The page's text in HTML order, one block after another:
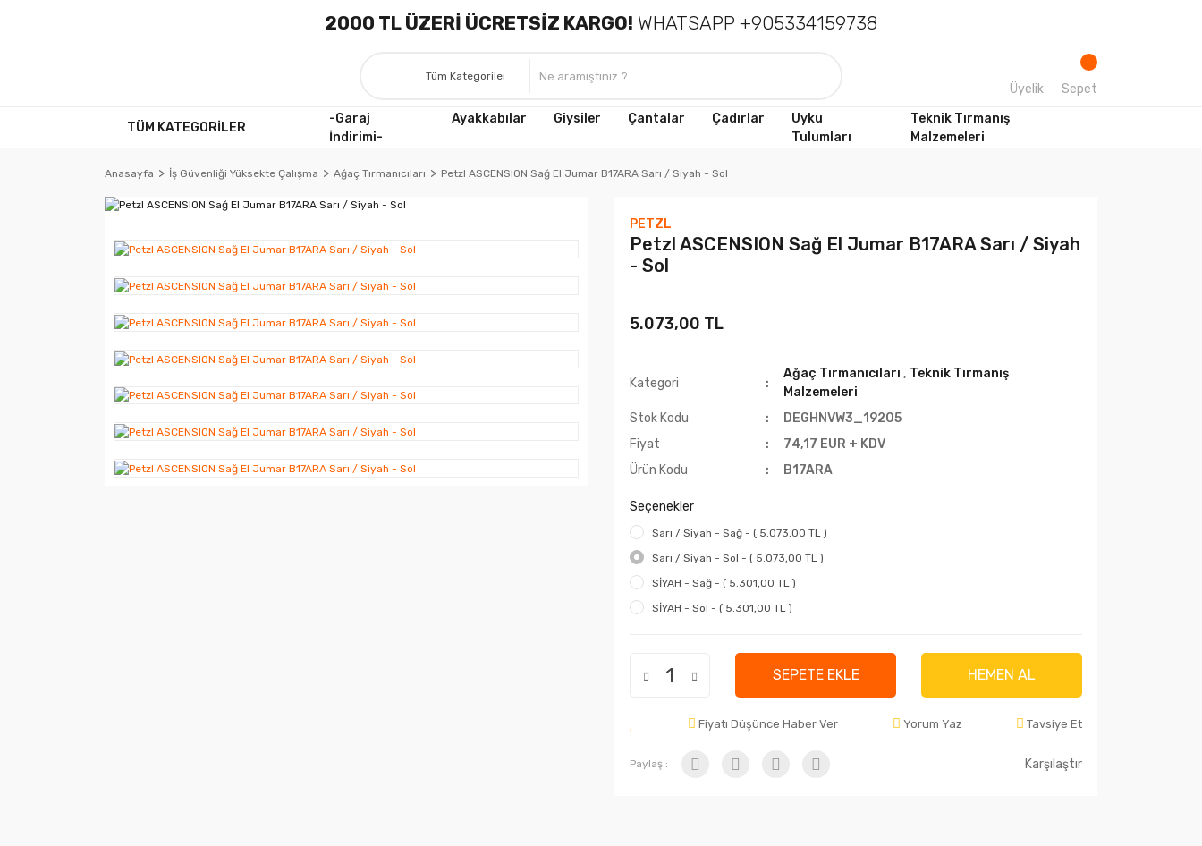
2000 TL ÜZERİ ÜCRETSİZ KARGO! WHATSAPP +905334159738
Üyelik Sepet
TÜM KATEGORİLER
-Garaj
İndirimi-
Ayakkabılar Giysiler Çantalar Çadırlar
Uyku
Tulumları
Teknik Tırmanış
Malzemeleri
Anasayfa İş Güvenliği Yüksekte Çalışma Ağaç Tırmanıcıları Petzl ASCENSION Sağ El Jumar B17ARA Sarı / Siyah - Sol
PETZL
Petzl ASCENSION Sağ El Jumar B17ARA Sarı / Siyah
- Sol
5.073,00 TL
Kategori
Ağaç Tırmanıcıları , Teknik Tırmanış
Malzemeleri
Stok Kodu
DEGHNVW3_19205
Fiyat
74,17 EUR + KDV
Ürün Kodu
B17ARA
Seçenekler
Sarı / Siyah - Sağ - ( 5.073,00 TL )
Sarı / Siyah - Sol - ( 5.073,00 TL )
SİYAH - Sağ - ( 5.301,00 TL )
SİYAH - Sol - ( 5.301,00 TL )
SEPETE EKLE HEMEN AL
Fiyatı Düşünce Haber Ver Yorum Yaz Tavsiye Et
Paylaş : Karşılaştır